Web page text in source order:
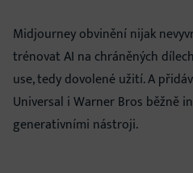
Midjourney obvinění nijak
trénovat AI na chráněných
use, tedy dovolené užití. A
Universal i Warner Bros běžně
generativními nástroji.